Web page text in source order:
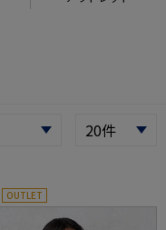
OUTLET